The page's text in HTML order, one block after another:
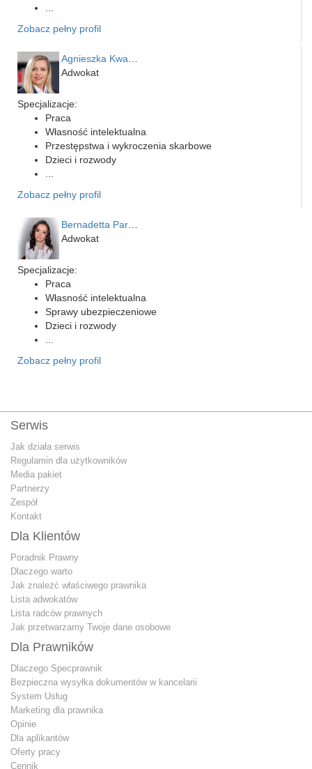
Zobacz pełny profil
Adwokat
Specjalizacje:
Praca
Własność intelektualna
Przestępstwa i wykroczenia skarbowe
Dzieci i rozwody
Zobacz pełny profil
Adwokat
Specjalizacje:
Praca
Własność intelektualna
Sprawy ubezpieczeniowe
Dzieci i rozwody
Zobacz pełny profil
Serwis
Jak działa serwis
Regulamin dla użytkowników
Media pakiet
Partnerzy
Zespół
Kontakt
Dla Klientów
Poradnik Prawny
Dlaczego warto
Jak znależć właściwego prawnika
Lista adwokatów
Lista radców prawnych
Jak przetwarzamy Twoje dane osobowe
Dla Prawników
Dlaczego Specprawnik
Bezpieczna wysyłka dokumentów w kancelarii
System Usług
Marketing dla prawnika
Opinie
Dla aplikantów
Oferty pracy
Cennik